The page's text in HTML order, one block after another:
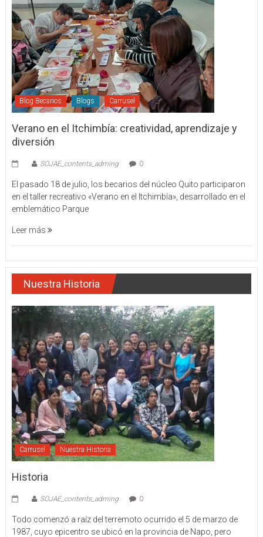
Blog Becarios Blogs Carrusel
Verano en el Itchimbía: creatividad, aprendizaje y
diversión
SOJAE_contents_adming 0
El pasado 18 de julio, los becarios del núcleo Quito participaron
en el taller recreativo «Verano en el Itchimbía», desarrollado en el
emblemático Parque
Leer más
Nuestra Historia
Carrusel Nuestra Historia
Historia
SOJAE_contents_adming 0
Todo comenzó a raíz del terremoto ocurrido el 5 de marzo de
1987, cuyo epicentro se ubicó en la provincia de Napo, pero